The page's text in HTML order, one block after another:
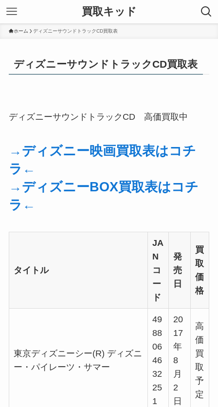
買取キッド
ホーム ディズニーサウンドトラックCD買取表
ディズニーサウンドトラックCD買取表
ディズニーサウンドトラックCD 高価買取中
→ディズニー映画買取表はコチ
ラ←
→ディズニーBOX買取表はコチ
ラ←
タイトル
JA
N
コ
ー
ド
発
売
日
買
取
価
格
東京ディズニーシー(R) ディズニ
ー・パイレーツ・サマー
49
88
06
46
32
25
1
20
17
年
8
月
2
日
高
価
買
取
予
定